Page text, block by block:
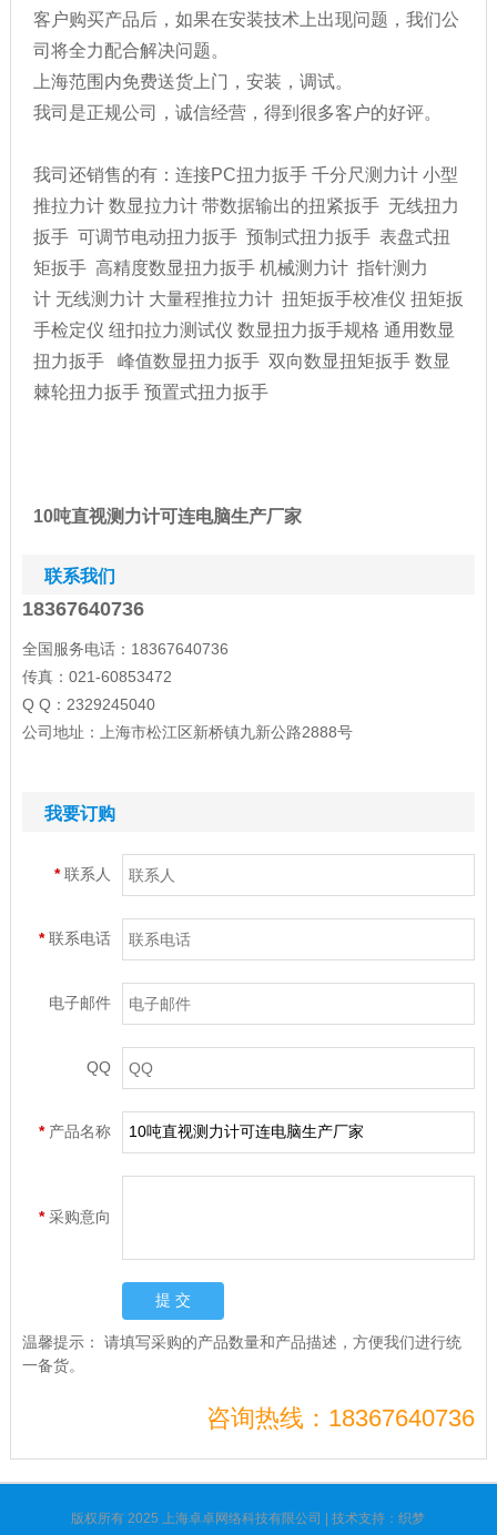
客户购买产品后，如果在安装技术上出现问题，我们公
司将全力配合解决问题。
上海范围内免费送货上门，安装，调试。
我司是正规公司，诚信经营，得到很多客户的好评。
我司还销售的有： 连接PC扭力扳手 千分尺测力计 小型
推拉力计 数显拉力计 带数据输出的扭紧扳手 无线扭力
扳手 可调节电动扭力扳手 预制式扭力扳手 表盘式扭
矩扳手 高精度数显扭力扳手 机械测力计 指针测力
计 无线测力计 大量程推拉力计 扭矩扳手校准仪 扭矩扳
手检定仪 纽扣拉力测试仪 数显扭力扳手规格 通用数显
扭力扳手
峰值数显扭力扳手 双向数显扭矩扳手 数显
棘轮扭力扳手 预置式扭力扳手
10吨直视测力计可连电脑生产厂家
联系我们
18367640736
全国服务电话：18367640736
传真：021-60853472
Q Q：2329245040
公司地址：上海市松江区新桥镇九新公路2888号
我要订购
*联系人
*联系电话
电子邮件
QQ
* 产品名称
*采购意向
温馨提示： 请填写采购的产品数量和产品描述，方便我们进行统
一备货。
咨询热线：18367640736
版权所有 2025 上海卓卓网络科技有限公司 | 技术支持：织梦